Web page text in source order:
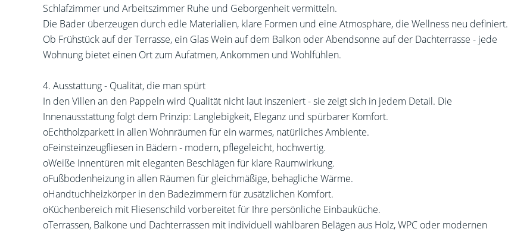
Schlafzimmer und Arbeitszimmer Ruhe und Geborgenheit vermitteln.
Die Bäder überzeugen durch edle Materialien, klare Formen und eine Atmosphäre, die Wellness neu definiert.
Ob Frühstück auf der Terrasse, ein Glas Wein auf dem Balkon oder Abendsonne auf der Dachterrasse - jede
Wohnung bietet einen Ort zum Aufatmen, Ankommen und Wohlfühlen.
4. Ausstattung - Qualität, die man spürt
In den Villen an den Pappeln wird Qualität nicht laut inszeniert - sie zeigt sich in jedem Detail. Die
Innenausstattung folgt dem Prinzip: Langlebigkeit, Eleganz und spürbarer Komfort.
oEchtholzparkett in allen Wohnräumen für ein warmes, natürliches Ambiente.
oFeinsteinzeugfliesen in Bädern - modern, pflegeleicht, hochwertig.
oWeiße Innentüren mit eleganten Beschlägen für klare Raumwirkung.
oFußbodenheizung in allen Räumen für gleichmäßige, behagliche Wärme.
oHandtuchheizkörper in den Badezimmern für zusätzlichen Komfort.
oKüchenbereich mit Fliesenschild vorbereitet für Ihre persönliche Einbauküche.
oTerrassen, Balkone und Dachterrassen mit individuell wählbaren Belägen aus Holz, WPC oder modernen